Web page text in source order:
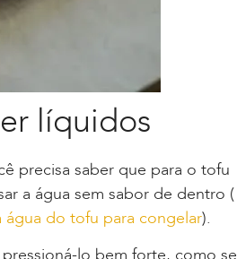
líquidos
precisa saber que para o tofu
a água sem sabor de dentro (
do tofu para congelar).